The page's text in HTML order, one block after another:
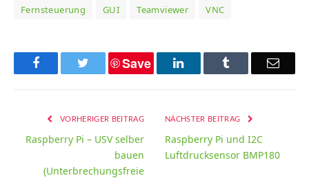
Fernsteuerung GUI Teamviewer VNC
Facebook TwitterSave LinkedInTumblr Email
VORHERIGER BEITRAG
Raspberry Pi – USV selber
bauen
(Unterbrechungsfreie
NÄCHSTER BEITRAG
Raspberry Pi und I2C
Luftdrucksensor BMP180